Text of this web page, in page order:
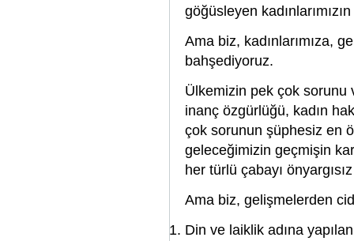
göğüsleyen
Ama biz, kadınlarımıza,
bahşediyoruz.
Ülkemizin pek çok sorunu
inanç özgürlüğü, kadın
çok sorunun şüphesiz en
geleceğimizin geçmişin
her türlü çabayı
Ama biz, gelişmelerden
Din ve laiklik adına